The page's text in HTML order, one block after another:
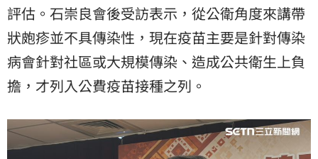
評估。石崇良會後受訪表示，從公衛角度來講帶
狀皰疹並不具傳染性，現在疫苗主要是針對傳染
病會針對社區或大規模傳染、造成公共衛生上負
擔，才列入公費疫苗接種之列。